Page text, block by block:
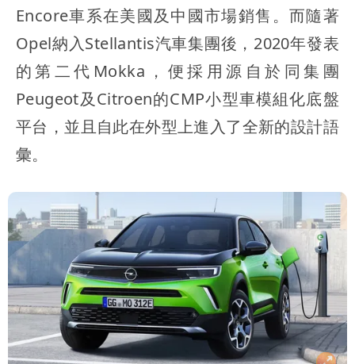
Encore車系在美國及中國市場銷售。而隨著
Opel納入Stellantis汽車集團後，2020年發表
的第二代Mokka，便採用源自於同集團
Peugeot及Citroen的CMP小型車模組化底盤
平台，並且自此在外型上進入了全新的設計語
彙。